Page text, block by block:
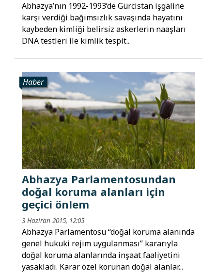
Abhazya’nın 1992-1993’de Gürcistan işgaline
karşı verdiği bağımsızlık savaşında hayatını
kaybeden kimliği belirsiz askerlerin naaşları
DNA testleri ile kimlik tespit...
Haber
Abhazya Parlamentosundan
doğal koruma alanları için
geçici önlem
3 Haziran 2015, 12:05
Abhazya Parlamentosu “doğal koruma alanında
genel hukuki rejim uygulanması” kararıyla
doğal koruma alanlarında inşaat faaliyetini
yasakladı. Karar özel korunan doğal alanlar...